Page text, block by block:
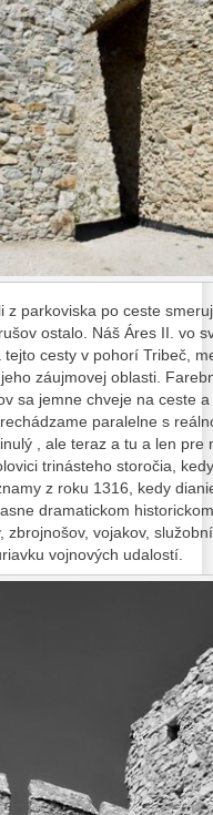
parkoviska po ceste
ostalo. Náš Áres II. vo
cesty v pohorí Tribeč,
záujmovej oblasti.
sa jemne chveje na ceste
paralelne s
, ale teraz a tu a len
trinásteho storočia,
z roku 1316, kedy
dramatickom
vojakov,
vojnových udalostí.